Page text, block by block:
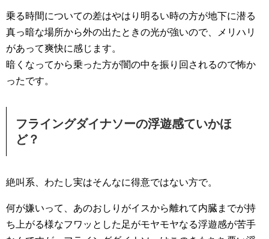
乗る時間についての差はやはり明るい時の方が地下に潜る
真っ暗な場所から外の出たときの光が強いので、メリハリ
があって爽快に感じます。
暗くなってから乗った方が闇の中を振り回されるので怖か
ったです。
フライングダイナソーの浮遊感ていかほ
ど？
絶叫系、わたし実はそんなに得意ではない方で。
何が嫌いって、あのおしりがイスから離れて内臓までが持
ち上がる様なフワッとした足がモヤモヤなる浮遊感が苦手